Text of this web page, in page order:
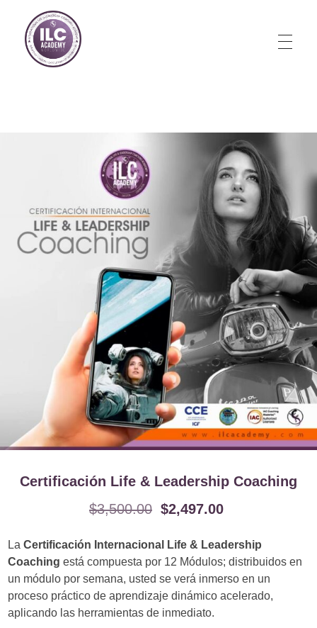
Certificación Life & Leadership Coaching
$3,500.00 $2,497.00
LaCertificación Internacional Life & Leadership
Coaching está compuesta por 12 Módulos; distribuidos en
un módulo por semana, usted se verá inmerso en un
proceso práctico de aprendizaje dinámico acelerado,
aplicando las herramientas de inmediato.